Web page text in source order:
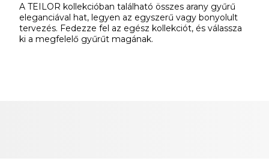
A TEILOR kollekcióban található összes arany gyűrű
eleganciával hat, legyen az egyszerű vagy bonyolult
tervezés. Fedezze fel az egész kollekciót, és válassza
ki a megfelelő gyűrűt magának.